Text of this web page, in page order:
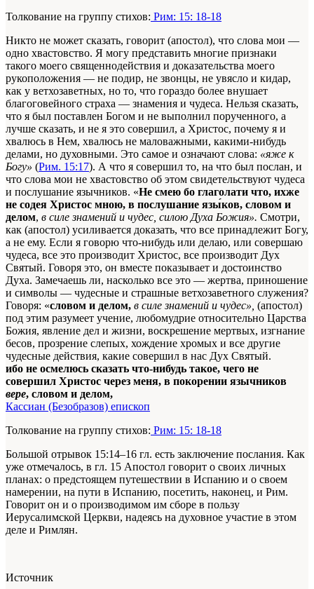
Толкование на группу стихов: Рим: 15: 18-18
Никто не может сказать, говорит (апостол), что слова мои —
одно хвастовство. Я могу представить многие признаки
такого моего священнодействия и доказательства моего
рукоположения — не подир, не звонцы, не увясло и кидар,
как у ветхозаветных, но то, что гораздо более внушает
благоговейного страха — знамения и чудеса. Нельзя сказать,
что я был поставлен Богом и не выполнил порученного, а
лучше сказать, и не я это совершил, а Христос, почему я и
хвалюсь в Нем, хвалюсь не маловажными, какими-нибудь
делами, но духовными. Это самое и означают слова: «яже к
Богу» (Рим. 15:17). А что я совершил то, на что был послан, и
что слова мои не хвастовство об этом свидетельствуют чудеса
и послушание язычников. «Не смею бо глаголати что, ихже
не содея Христос мною, в послушание язы́ков, словом и
делом, в силе знамений и чудес, силою Духа Божия». Смотри,
как (апостол) усиливается доказать, что все принадлежит Богу,
а не ему. Если я говорю что-нибудь или делаю, или совершаю
чудеса, все это производит Христос, все производит Дух
Святый. Говоря это, он вместе показывает и достоинство
Духа. Замечаешь ли, насколько все это — жертва, приношение
и символы — чудесные и страшные ветхозаветного служения?
Говоря: «словом и делом, в силе знамений и чудес», (апостол)
под этим разумеет учение, любомудрие относительно Царства
Божия, явление дел и жизни, воскрешение мертвых, изгнание
бесов, прозрение слепых, хождение хромых и все другие
чудесные действия, какие совершил в нас Дух Святый.
ибо не осмелюсь сказать что-нибудь такое, чего не
совершил Христос через меня, в покорении язычников
вере, словом и делом,
Кассиан (Безобразов) епископ
Толкование на группу стихов: Рим: 15: 18-18
Большой отрывок 15:14–16 гл. есть заключение послания. Как
уже отмечалось, в гл. 15 Апостол говорит о своих личных
планах: о предстоящем путешествии в Испанию и о своем
намерении, на пути в Испанию, посетить, наконец, и Рим.
Говорит он и о производимом им сборе в пользу
Иерусалимской Церкви, надеясь на духовное участие в этом
деле и Римлян.
Источник